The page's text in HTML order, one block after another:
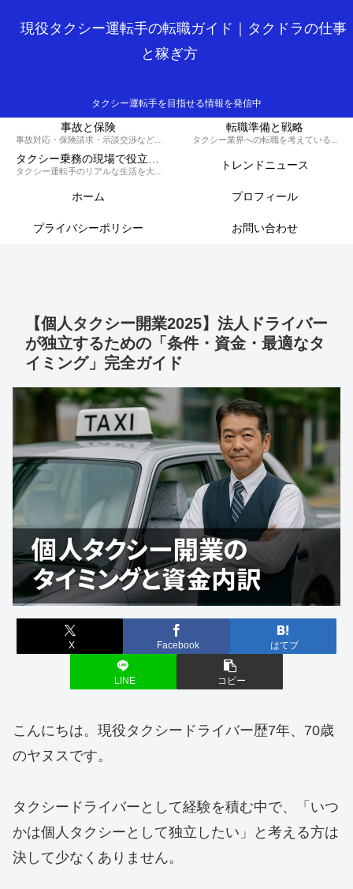
現役タクシー運転手の転職ガイド｜タクドラの仕事
と稼ぎ方
タクシー運転手を目指せる情報を発信中
事故と保険
事故対応・保険請求・示談交渉など、損しないための知識と対策を解説するカテゴリです。
転職準備と戦略
タクシー業界への転職を考えている方へ、履歴書の書き方や面接対策、必要な資格など、スムーズに転職を成功させるための戦略を解説します。
タクシー乗務の現場で役立つ実務集
タクシー運転手のリアルな生活を大公開！70歳現役ドライバーの晩御飯から転職のコツ、稼ぐノウハウ、トラブル回避術、外国人対応まで、タクシードライバーのライフスタイルをまるっとお届けします。 トレンドニュース
ホーム プロフィール
プライバシーポリシー お問い合わせ
【個人タクシー開業2025】法人ドライバー
が独立するための「条件・資金・最適なタ
イミング」完全ガイド
X Facebook はてブ
LINE コピー
こんにちは。現役タクシードライバー歴7年、70歳
のヤヌスです。
タクシードライバーとして経験を積む中で、「いつ
かは個人タクシーとして独立したい」と考える方は
決して少なくありません。